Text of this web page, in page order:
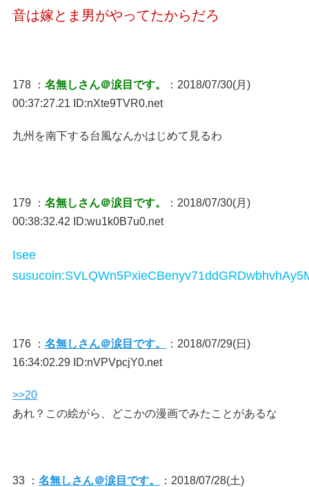
音は嫁とま男がやってたからだろ
178 ： 名無しさん＠涙目です。
：2018/07/30(月)
00:37:27.21 ID:nXte9TVR0.net
九州を南下する台風なんかはじめて見るわ
179 ： 名無しさん＠涙目です。
：2018/07/30(月)
00:38:32.42 ID:wu1k0B7u0.net
Isee
176 ： 名無しさん＠涙目です。
：2018/07/29(日)
16:34:02.29 ID:nVPVpcjY0.net
>>20
あれ？この絵がら、どこかの漫画でみたことがあるな
33 ： 名無しさん＠涙目です。
：2018/07/28(土)